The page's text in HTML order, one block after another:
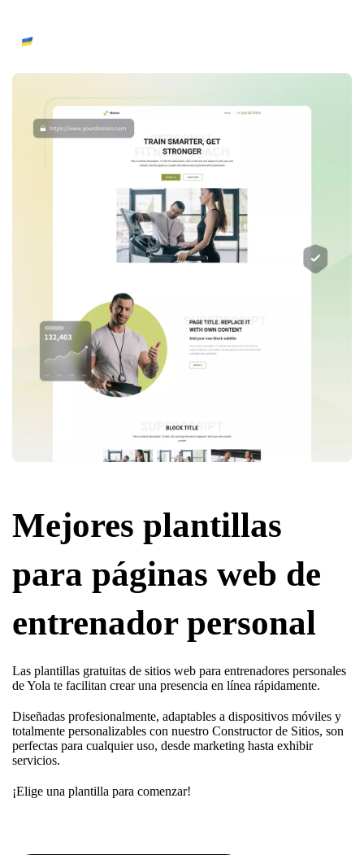
Mejores plantillas
para páginas web de
entrenador personal
Las plantillas gratuitas de sitios web para entrenadores personales
de Yola te facilitan crear una presencia en línea rápidamente.
Diseñadas profesionalmente, adaptables a dispositivos móviles y
totalmente personalizables con nuestro Constructor de Sitios, son
perfectas para cualquier uso, desde marketing hasta exhibir
servicios.
¡Elige una plantilla para comenzar!